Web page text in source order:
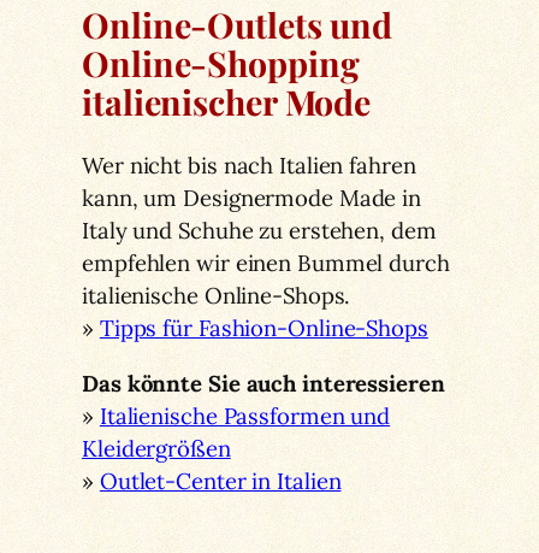
Online-Outlets und
Online-Shopping
italienischer Mode
Wer nicht bis nach Italien fahren
kann, um Designermode Made in
Italy und Schuhe zu erstehen, dem
empfehlen wir einen Bummel durch
italienische Online-Shops.
» Tipps für Fashion-Online-Shops
Das könnte Sie auch interessieren
» Italienische Passformen und
Kleidergrößen
» Outlet-Center in Italien